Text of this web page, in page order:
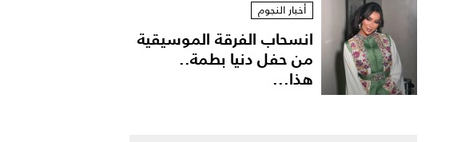
أخبار النجوم
انسحاب الفرقة الموسيقية
من حفل دنيا بطمة..
هذا...